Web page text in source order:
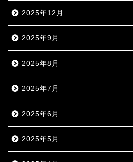
2025年12月
2025年9月
2025年8月
2025年7月
2025年6月
2025年5月